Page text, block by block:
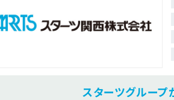
スターツグルー